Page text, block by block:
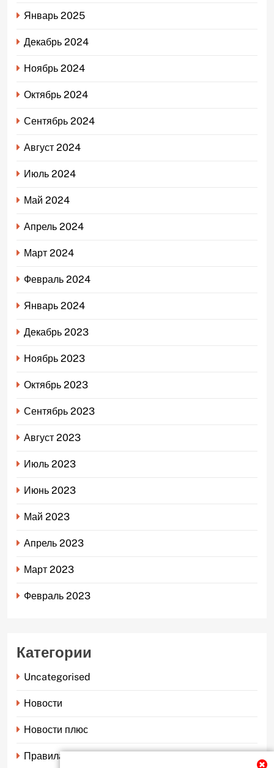
Январь 2025
Декабрь 2024
Ноябрь 2024
Октябрь 2024
Сентябрь 2024
Август 2024
Июль 2024
Май 2024
Апрель 2024
Март 2024
Февраль 2024
Январь 2024
Декабрь 2023
Ноябрь 2023
Октябрь 2023
Сентябрь 2023
Август 2023
Июль 2023
Июнь 2023
Май 2023
Апрель 2023
Март 2023
Февраль 2023
Категории
Uncategorised
Новости
Новости плюс
Правила страхования